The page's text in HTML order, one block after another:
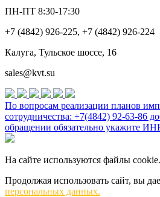
ПН-ПТ 8:30-17:30
+7 (4842) 926-225, +7 (4842) 926-224
Калуга, Тульское шоссе, 16
sales@kvt.su
По вопросам реализации планов
сотрудничества: +7(4842) 92-63-86
обращении обязательно укажите
На сайте используются файлы cookie.
Продолжая использовать сайт, вы
персональных данных.